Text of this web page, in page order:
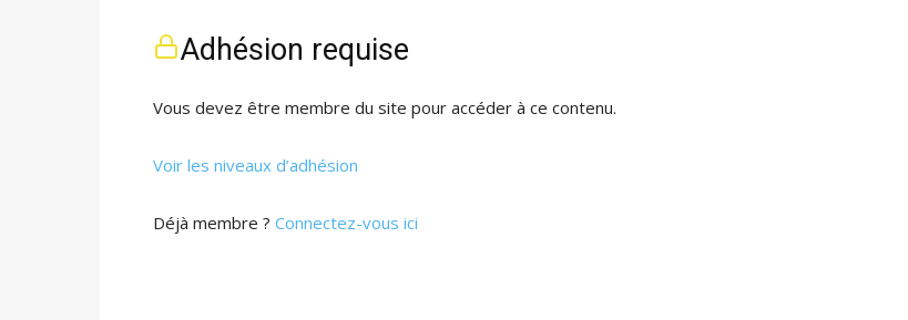
Adhésion requise
Vous devez être membre du site pour accéder à ce contenu.
Voir les niveaux d’adhésion
Déjà membre ? Connectez-vous ici